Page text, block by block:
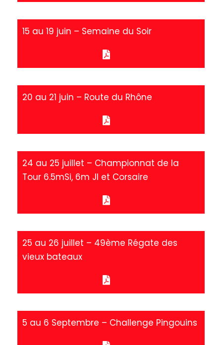
15 au 19 juin – Semaine du Soir
20 au 21 juin – Route du Rhône
24 au 25 juillet – Championnat de la
Tour 6.5mSi, 6m JI et Corsaire
25 au 26 juillet – 49ème Régate des
vieux bateaux
5 au 6 Septembre – Challenge Pingouins